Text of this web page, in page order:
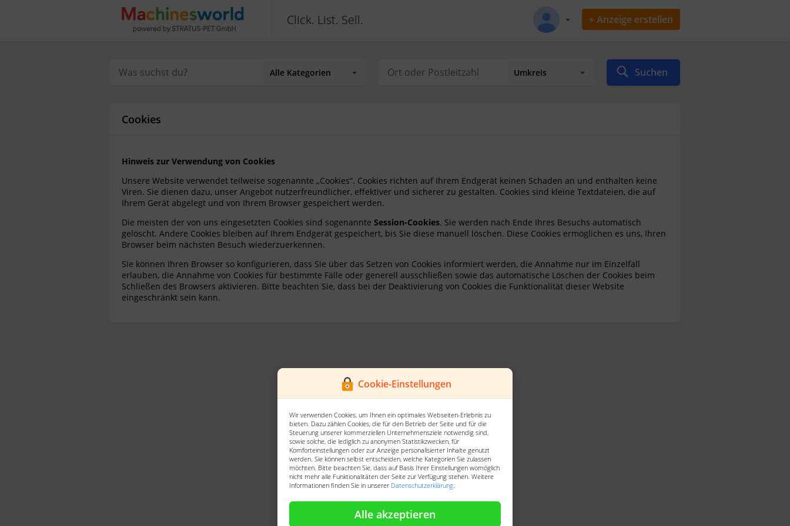
Cookie-Einstellungen
Wir verwenden Cookies, um Ihnen ein optimales Webseiten-Erlebnis zu
bieten. Dazu zählen Cookies, die für den Betrieb der Seite und für die
Steuerung unserer kommerziellen Unternehmensziele notwendig sind,
sowie solche, die lediglich zu anonymen Statistikzwecken, für
Komforteinstellungen oder zur Anzeige personalisierter Inhalte genutzt
werden. Sie können selbst entscheiden, welche Kategorien Sie zulassen
möchten. Bitte beachten Sie, dass auf Basis Ihrer Einstellungen womöglich
nicht mehr alle Funktionalitäten der Seite zur Verfügung stehen. Weitere
Informationen finden Sie in unserer Datenschutzerklärung
Alle akzeptieren
Click. List. Sell. + Anzeige erstellen
Suchen
Cookies
Hinweis zur Verwendung von Cookies
Unsere Website verwendet teilweise sogenannte „Cookies“. Cookies richten auf Ihrem Endgerät keinen Schaden an und enthalten keine
Viren. Sie dienen dazu, unser Angebot nutzerfreundlicher, effektiver und sicherer zu gestalten. Cookies sind kleine Textdateien, die auf
Ihrem Gerät abgelegt und von Ihrem Browser gespeichert werden.
Die meisten der von uns eingesetzten Cookies sind sogenannte Session-Cookies. Sie werden nach Ende Ihres Besuchs automatisch
gelöscht. Andere Cookies bleiben auf Ihrem Endgerät gespeichert, bis Sie diese manuell löschen. Diese Cookies ermöglichen es uns, Ihren
Browser beim nächsten Besuch wiederzuerkennen.
Sie können Ihren Browser so konfigurieren, dass Sie über das Setzen von Cookies informiert werden, die Annahme nur im Einzelfall
erlauben, die Annahme von Cookies für bestimmte Fälle oder generell ausschließen sowie das automatische Löschen der Cookies beim
Schließen des Browsers aktivieren. Bitte beachten Sie, dass bei der Deaktivierung von Cookies die Funktionalität dieser Website
eingeschränkt sein kann.